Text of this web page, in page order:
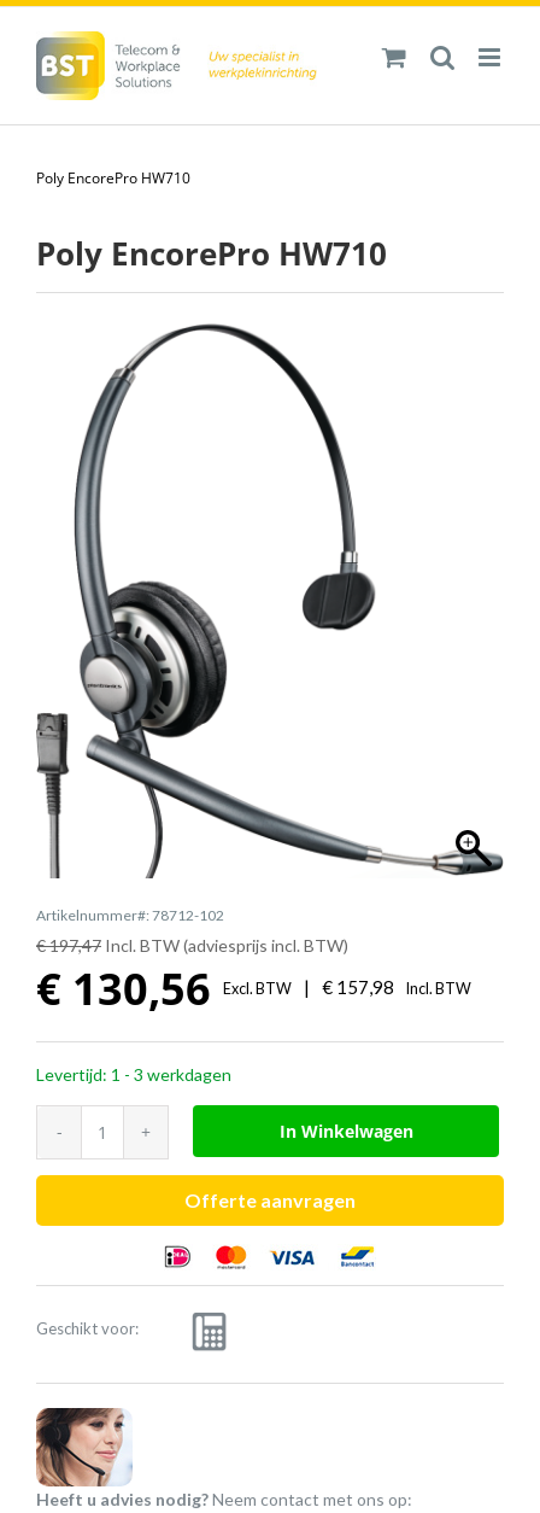
inhoud
Poly EncorePro HW710
Poly EncorePro HW710
Artikelnummer#: 78712-102
€ 197,47 Incl. BTW (adviesprijs incl. BTW)
€ 130,56 Excl. BTW | € 157,98 Incl. BTW
Levertijd: 1 - 3 werkdagen
EncorePro
aantal
In Winkelwagen
Offerte aanvragen
Geschikt voor:
Heeft u advies nodig?Neem contact met ons op: